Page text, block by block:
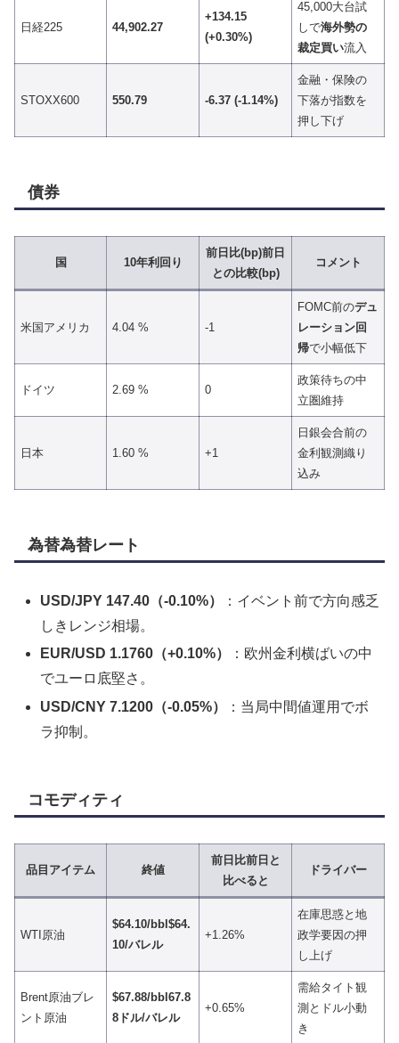
日経225 44,902.27
+134.15
(+0.30%)
45,000大台試
しで海外勢の
裁定買い流入
STOXX600 550.79 -6.37 (-1.14%)
金融・保険の
下落が指数を
押し下げ
債券
国 10年利回り
前日比(bp)前日
との比較(bp)
コメント
米国アメリカ 4.04 % -1
FOMC前のデュ
レーション回
帰で小幅低下
ドイツ 2.69 % 0
政策待ちの中
立圏維持
日本 1.60 % +1
日銀会合前の
金利観測織り
込み
為替為替レート
USD/JPY 147.40（-0.10%）
：イベント前で方向感乏
しきレンジ相場。
EUR/USD 1.1760（+0.10%）
：欧州金利横ばいの中
でユーロ底堅さ。
USD/CNY 7.1200（-0.05%）
：当局中間値運用でボ
ラ抑制。
コモディティ
品目アイテム 終値
前日比前日と
比べると
ドライバー
WTI原油
$64.10/bbl$64.
10/バレル
+1.26%
在庫思惑と地
政学要因の押
し上げ
Brent原油ブレ
ント原油
$67.88/bbl67.8
8ドル/バレル
+0.65%
需給タイト観
測とドル小動
き